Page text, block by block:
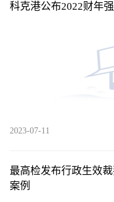
科克港公布2022财年
2023-07-11
最高检发布行政生效
案例